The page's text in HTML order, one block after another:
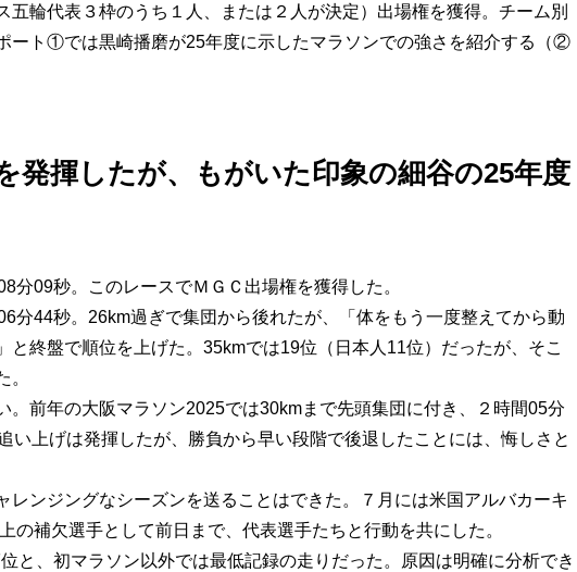
輪代表３枠のうち１人、または２人が決定）出場権を獲得。チーム別
ート①では黒崎播磨が25年度に示したマラソンでの強さを紹介する（②
発揮したが、もがいた印象の細谷の25年度
分09秒。このレースでＭＧＣ出場権を獲得した。
分44秒。26km過ぎで集団から後れたが、「体をもう一度整えてから動
終盤で順位を上げた。35kmでは19位（日本人11位）だったが、そこ
。
。前年の大阪マラソン2025では30kmまで先頭集団に付き、２時間05分
い上げは発揮したが、勝負から早い段階で後退したことには、悔しさと
レンジングなシーズンを送ることはできた。７月には米国アルバカーキ
の補欠選手として前日まで、代表選手たちと行動を共にした。
と、初マラソン以外では最低記録の走りだった。原因は明確に分析でき